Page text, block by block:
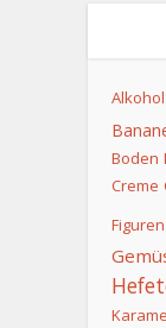
Alkohol
Boden
Creme
Figuren